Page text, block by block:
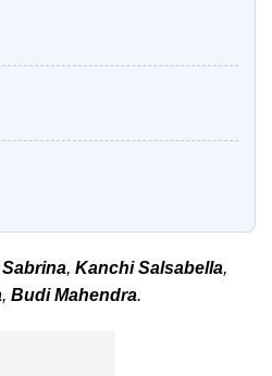
, Kanchi Salsabella,
, Budi Mahendra.